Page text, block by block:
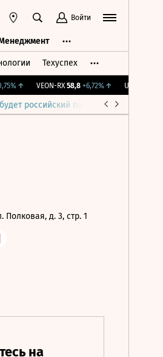
Войти
Техуспех
↑ VEON-RX 58,8 +6,72%↑ UTAR
российский парламент
Полковая, д. 3, стр. 1